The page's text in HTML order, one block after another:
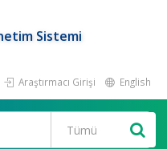
Sistemi
Araştırmacı Girişi English